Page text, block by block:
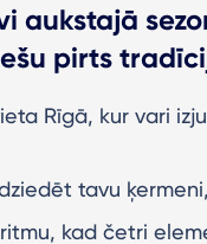
aukstajā
pirts
Rīgā, kur vari
tavu
kad četri